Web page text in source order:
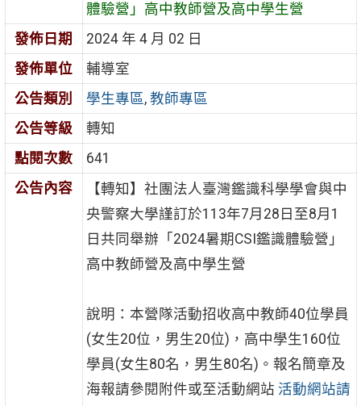
體驗營」高中教師營及高中學生營
發佈日期
2024 年 4 月 02 日
發佈單位
輔導室
公告類別
學生專區, 教師專區
公告等級
轉知
點閱次數
641
公告內容
【轉知】社團法人臺灣鑑識科學學會與中
央警察大學謹訂於113年7月28日至8月1
日共同舉辦「2024暑期CSI鑑識體驗營」
高中教師營及高中學生營
說明：本營隊活動招收高中教師40位學員
(女生20位，男生20位)，高中學生160位
學員(女生80名，男生80名)。報名簡章及
海報請參閱附件或至活動網站 活動網站請